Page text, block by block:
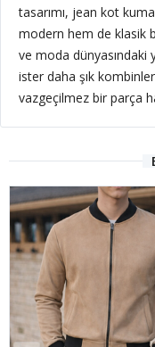
tasarımı, jean kot
modern hem de klasik
ve moda dünyasındaki
ister daha şık
vazgeçilmez bir parça